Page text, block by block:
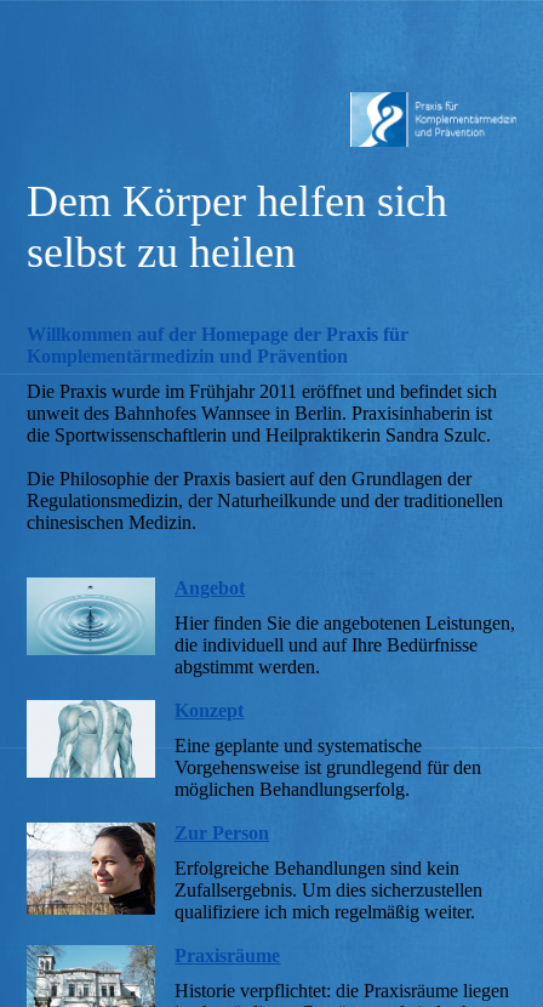
Dem Körper helfen sich
selbst zu heilen
Willkommen auf der Homepage der Praxis für
Komplementärmedizin und Prävention
Die Praxis wurde im Frühjahr 2011 eröffnet und befindet sich
unweit des Bahnhofes Wannsee in Berlin. Praxisinhaberin ist
die Sportwissenschaftlerin und Heilpraktikerin Sandra Szulc.
Die Philosophie der Praxis basiert auf den Grundlagen der
Regulationsmedizin, der Naturheilkunde und der traditionellen
chinesischen Medizin.
Angebot
Hier finden Sie die angebotenen Leistungen,
die individuell und auf Ihre Bedürfnisse
abgstimmt werden.
Konzept
Eine geplante und systematische
Vorgehensweise ist grundlegend für den
möglichen Behandlungserfolg.
Zur Person
Erfolgreiche Behandlungen sind kein
Zufallsergebnis. Um dies sicherzustellen
qualifiziere ich mich regelmäßig weiter.
Praxisräume
Historie verpflichtet: die Praxisräume liegen